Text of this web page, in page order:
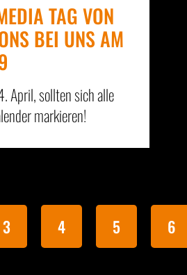
TAG VON
BEI UNS AM
April, sollten sich alle
markieren!
3 4 5 6